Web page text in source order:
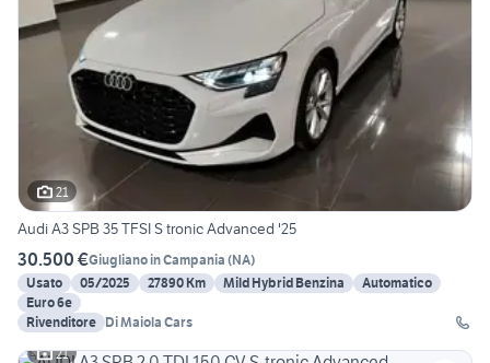
21
Audi A3 SPB 35 TFSI S tronic Advanced '25
30.500 €Giugliano in Campania (NA)
Usato
05/2025 27890 Km Mild Hybrid Benzina
Automatico
Euro 6e
Rivenditore Di Maiola Cars
21